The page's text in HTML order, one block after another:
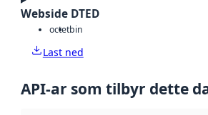
Webside DTED
octetbin
Last ned
API-ar som tilbyr dette